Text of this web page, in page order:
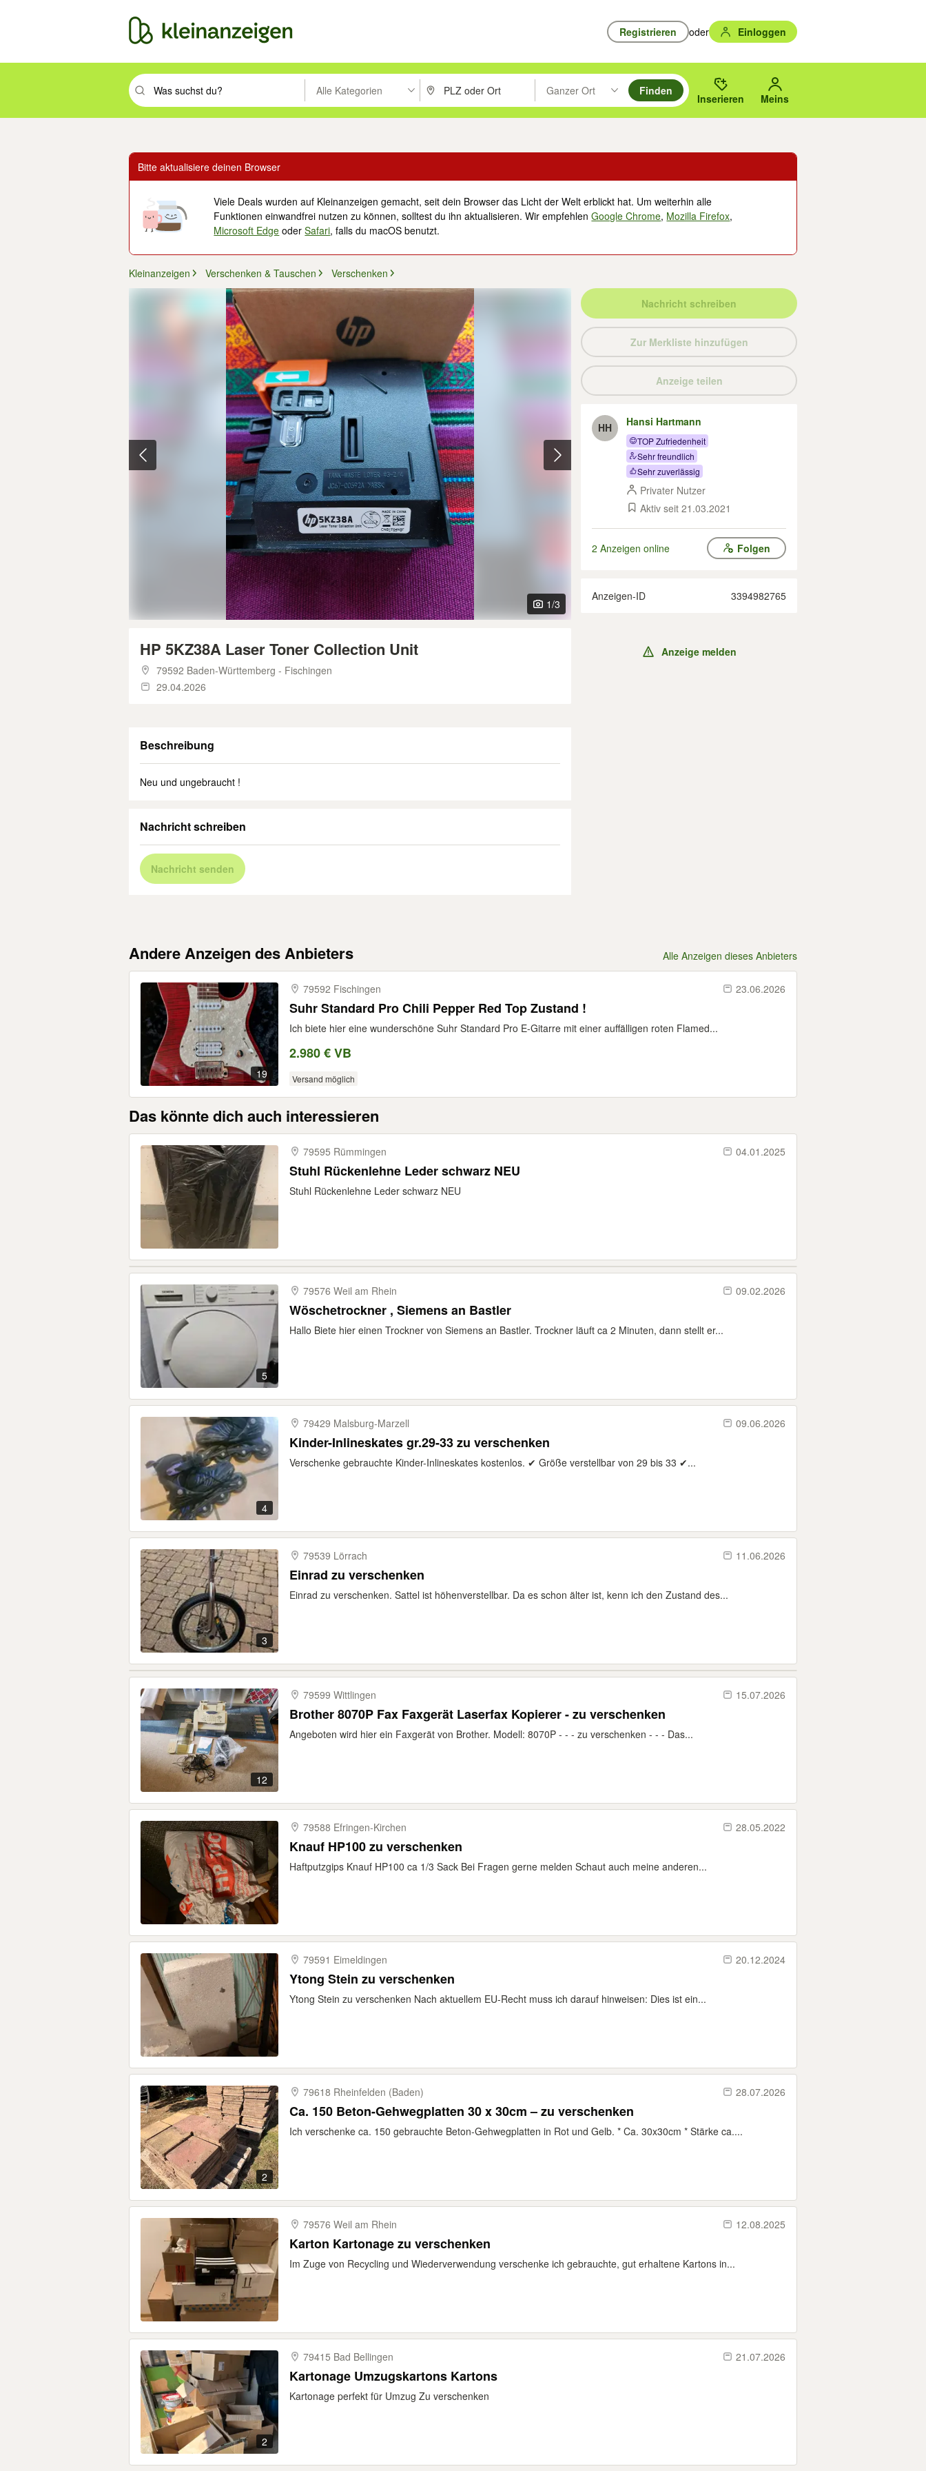
Registrieren oder Einloggen
Suchbegriff eingeben. Eingabetaste drücken um zu suchen, oder Vorschläge mit den Pfeiltasten nach oben/unten durchsuchen und mit Eingabetaste auswählen.
Alle Kategorien PLZ oder Ort eingeben. Eingabetaste drücken um zu suchen, oder Vorschläge mit den Pfeiltasten nach oben/
Ganzer Ort
Suche im Umkreis des gewählten Orts oder PLZ.
Finden
Inserieren Meins
Bitte aktualisiere deinen Browser
Viele Deals wurden auf Kleinanzeigen gemacht, seit dein Browser das Licht der Welt erblickt hat. Um weiterhin alle
Funktionen einwandfrei nutzen zu können, solltest du ihn aktualisieren. Wir empfehlenGoogle Chrome, Mozilla Firefox,
Microsoft Edge oderSafari, falls du macOS benutzt.
Kleinanzeigen Verschenken & Tauschen Verschenken
1/3
HP 5KZ38A Laser Toner Collection Unit
79592 Baden-Württemberg - Fischingen
29.04.2026
Beschreibung
Neu und ungebraucht !
Nachricht schreiben
Nachricht senden
Nachricht schreiben
Zur Merkliste hinzufügen
Anzeige teilen
HH Hansi Hartmann
TOP Zufriedenheit
Sehr freundlich
Sehr zuverlässig
Privater Nutzer
Aktiv seit 21.03.2021
2 Anzeigen online Folgen
Anzeigen-ID 3394982765
Anzeige melden
Andere Anzeigen des Anbieters Alle Anzeigen dieses Anbieters
19
79592 Fischingen 23.06.2026
Suhr Standard Pro Chili Pepper Red Top Zustand !
Ich biete hier eine wunderschöne Suhr Standard Pro E-Gitarre mit einer auffälligen roten Flamed...
2.980 € VB
Versand möglich
Das könnte dich auch interessieren
79595 Rümmingen 04.01.2025
Stuhl Rückenlehne Leder schwarz NEU
Stuhl Rückenlehne Leder schwarz NEU
5
79576 Weil am Rhein 09.02.2026
Wöschetrockner , Siemens an Bastler
Hallo Biete hier einen Trockner von Siemens an Bastler. Trockner läuft ca 2 Minuten, dann stellt er...
4
79429 Malsburg-​Marzell 09.06.2026
Kinder-Inlineskates gr.29-33 zu verschenken
Verschenke gebrauchte Kinder-Inlineskates kostenlos. ✔ Größe verstellbar von 29 bis 33 ✔...
3
79539 Lörrach 11.06.2026
Einrad zu verschenken
Einrad zu verschenken. Sattel ist höhenverstellbar. Da es schon älter ist, kenn ich den Zustand des...
12
79599 Wittlingen 15.07.2026
Brother 8070P Fax Faxgerät Laserfax Kopierer - zu verschenken
Angeboten wird hier ein Faxgerät von Brother. Modell: 8070P - - - zu verschenken - - - Das...
79588 Efringen-​Kirchen 28.05.2022
Knauf HP100 zu verschenken
Haftputzgips Knauf HP100 ca 1/3 Sack Bei Fragen gerne melden Schaut auch meine anderen...
79591 Eimeldingen 20.12.2024
Ytong Stein zu verschenken
Ytong Stein zu verschenken Nach aktuellem EU-Recht muss ich darauf hinweisen: Dies ist ein...
2
79618 Rheinfelden (Baden) 28.07.2026
Ca. 150 Beton-Gehwegplatten 30 x 30cm – zu verschenken
Ich verschenke ca. 150 gebrauchte Beton-Gehwegplatten in Rot und Gelb. * Ca. 30x30cm * Stärke ca....
79576 Weil am Rhein 12.08.2025
Karton Kartonage zu verschenken
Im Zuge von Recycling und Wiederverwendung verschenke ich gebrauchte, gut erhaltene Kartons in...
2
79415 Bad Bellingen 21.07.2026
Kartonage Umzugskartons Kartons
Kartonage perfekt für Umzug Zu verschenken